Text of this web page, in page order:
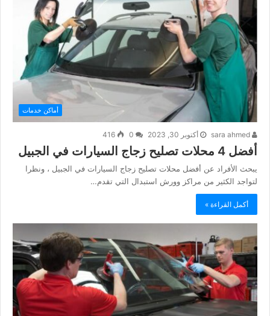
أماكن خدمات
أكتوبر 30, 2023 416
أفضل 4 محلات تصليح زجاج السيارات في الجبيل
يبحث الأفراد عن أفضل محلات تصليح زجاج السيارات في الجبيل ، ونظرا
لتواجد الكثير من مراكز وورش استبدال التي تقدم…
أكمل القراءة »